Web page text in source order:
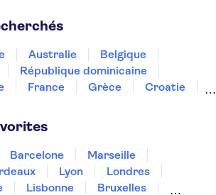
Australie
Belgique
République dominicaine
France Grèce
Croatie
Barcelone
Marseille
Lyon
Londres
Lisbonne
Bruxelles